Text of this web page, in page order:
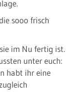
sooo frisch
im Nu fertig ist.
unter euch:
habt ihr eine